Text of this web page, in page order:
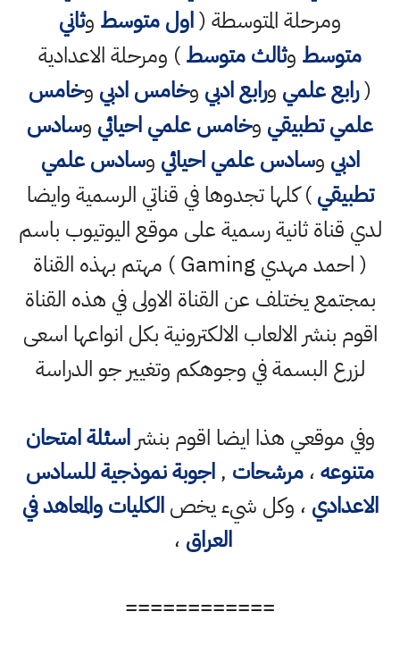
ومرحلة المتوسطة (اول متوسط وثاني
متوسط وثالث متوسط) ومرحلة الاعدادية
(رابع علمي ورابع ادبي وخامس ادبي وخامس
علمي تطبيقي وخامس علمي احيائي وسادس
ادبي وسادس علمي احيائي وسادس علمي
تطبيقي) كلها تجدوها في قناتي الرسمية وايضا
لدي قناة ثانية رسمية على موقع اليوتيوب باسم
( احمد مهدي Gaming ) مهتم بهذه القناة
بمجتمع يختلف عن القناة الاولى في هذه القناة
اقوم بنشر الالعاب الالكترونية بكل انواعها اسعى
لزرع البسمة في وجوهكم وتغيير جو الدراسة
وفي موقعي هذا ايضا اقوم بنشراسئلة امتحان
متنوعه،مرشحات ,اجوبة نموذجية للسادس
الاعدادي ، وكل شيء يخصالكليات والمعاهد في
العراق ،
============